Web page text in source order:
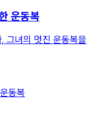
운동복
그녀의 멋진 운동복을